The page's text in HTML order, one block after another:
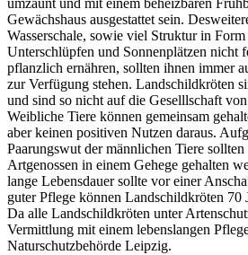
umzäunt und mit einem beheizbaren
Gewächshaus ausgestattet sein.
Wasserschale, sowie viel Struktur in
Unterschlüpfen und Sonnenplätzen nicht
pflanzlich ernähren, sollten ihnen immer
zur Verfügung stehen. Landschildkröten
und sind so nicht auf die Geselllschaft
Weibliche Tiere können gemeinsam
aber keinen positiven Nutzen daraus.
Paarungswut der männlichen Tiere
Artgenossen in einem Gehege gehalten
lange Lebensdauer sollte vor einer
guter Pflege können Landschildkröten 70
Da alle Landschildkröten unter
Vermittlung mit einem lebenslangen
Naturschutzbehörde Leipzig.